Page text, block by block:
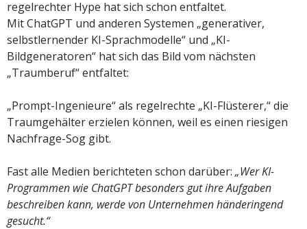
regelrechter Hype hat sich schon entfaltet.
Mit ChatGPT und anderen Systemen „generativer,
selbstlernender KI-Sprachmodelle“ und „KI-
Bildgeneratoren“ hat sich das Bild vom nächsten
„Traumberuf“ entfaltet:
„Prompt-Ingenieure“ als regelrechte „KI-Flüsterer,“ die
Traumgehälter erzielen können, weil es einen riesigen
Nachfrage-Sog gibt.
Fast alle Medien berichteten schon darüber: „Wer KI-
Programmen wie ChatGPT besonders gut ihre Aufgaben
beschreiben kann, werde von Unternehmen händeringend
gesucht.“